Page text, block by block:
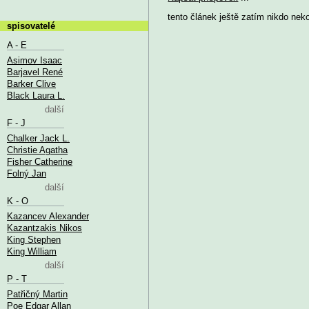
tento článek ještě zatím nikdo
spisovatelé
A - E
Asimov Isaac
Barjavel René
Barker Clive
Black Laura L.
další
F - J
Chalker Jack L.
Christie Agatha
Fisher Catherine
Folný Jan
další
K - O
Kazancev Alexander
Kazantzakis Nikos
King Stephen
King William
další
P - T
Patřičný Martin
Poe Edgar Allan